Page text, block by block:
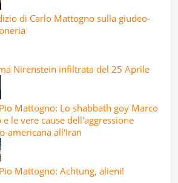
di Carlo Mattogno sulla giudeo-
Nirenstein infiltrata del 25 Aprile
Mattogno: Lo shabbath goy Marco
e le vere cause dell'aggressione
americana all'Iran
Mattogno: Achtung, alieni!